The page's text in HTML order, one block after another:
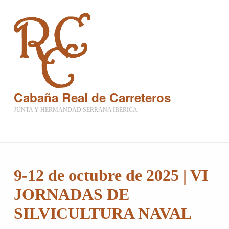
Cabaña Real de Carreteros
JUNTA Y HERMANDAD SERRANA IBÉRICA
9-12 de octubre de 2025 | VI
JORNADAS DE
SILVICULTURA NAVAL